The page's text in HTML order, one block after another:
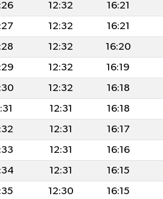
12:32 16:21
12:32 16:21
12:32 16:20
12:32 16:19
12:32 16:18
12:31 16:18
12:31 16:17
12:31 16:16
12:31 16:15
12:30 16:15